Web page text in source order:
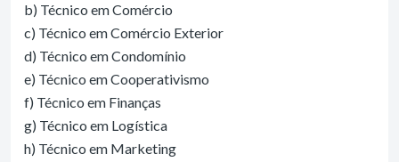
b) Técnico em Comércio
c) Técnico em Comércio Exterior
d) Técnico em Condomínio
e) Técnico em Cooperativismo
f) Técnico em Finanças
g) Técnico em Logística
h) Técnico em Marketing